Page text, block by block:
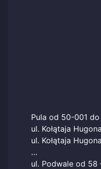
Pula od 50-001
ul. Kołątaja
ul. Kołątaja
…
ul. Podwale od 58